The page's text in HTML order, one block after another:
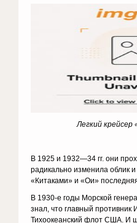
Легкий крейсер
В 1925 и 1932—34 гг. они
радикально изменила облик
«Китаками» и «Ои»
В 1930-е годы Морской
знал, что главный противник
Тихоокеанский флот США. И